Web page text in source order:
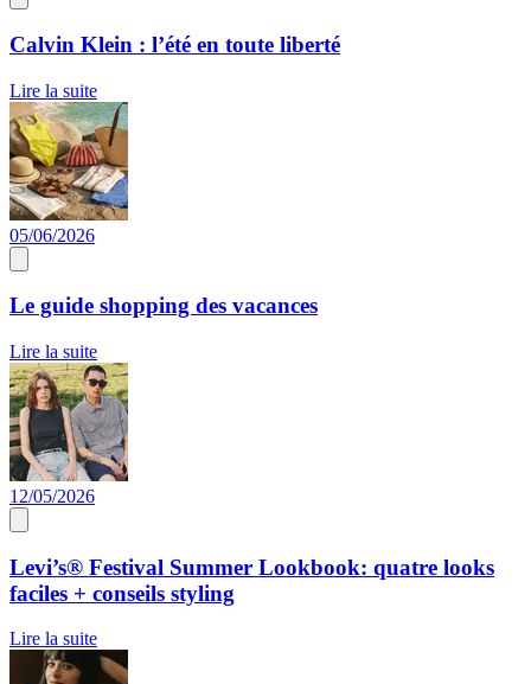
Calvin Klein : l’été en toute liberté
Lire la suite
05/06/2026
Le guide shopping des vacances
Lire la suite
12/05/2026
Levi’s® Festival Summer Lookbook: quatre looks
faciles + conseils styling
Lire la suite